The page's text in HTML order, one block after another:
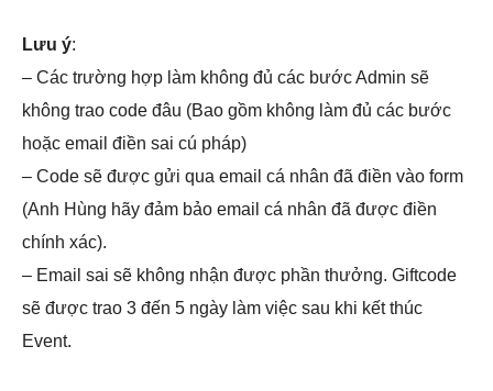
Lưu ý:
– Các trường hợp làm không đủ các bước Admin sẽ
không trao code đâu (Bao gồm không làm đủ các bước
hoặc email điền sai cú pháp)
– Code sẽ được gửi qua email cá nhân đã điền vào form
(Anh Hùng hãy đảm bảo email cá nhân đã được điền
chính xác).
– Email sai sẽ không nhận được phần thưởng. Giftcode
sẽ được trao 3 đến 5 ngày làm việc sau khi kết thúc
Event.